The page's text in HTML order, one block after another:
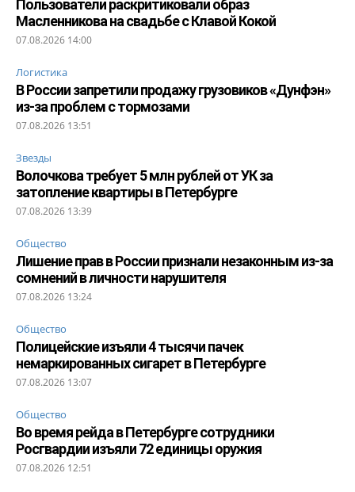
Пользователи раскритиковали образ
Масленникова на свадьбе с Клавой Кокой
07.08.2026 14:00
Логистика
В России запретили продажу грузовиков «Дунфэн»
из-за проблем с тормозами
07.08.2026 13:51
Звезды
Волочкова требует 5 млн рублей от УК за
затопление квартиры в Петербурге
07.08.2026 13:39
Общество
Лишение прав в России признали незаконным из-за
сомнений в личности нарушителя
07.08.2026 13:24
Общество
Полицейские изъяли 4 тысячи пачек
немаркированных сигарет в Петербурге
07.08.2026 13:07
Общество
Во время рейда в Петербурге сотрудники
Росгвардии изъяли 72 единицы оружия
07.08.2026 12:51